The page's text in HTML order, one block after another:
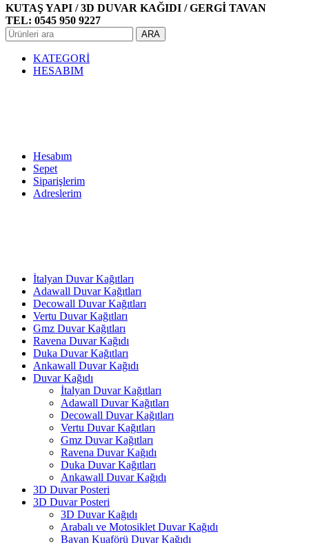
KUTAŞ YAPI / 3D DUVAR KAĞIDI / GERGİ TAVAN
TEL: 0545 950 9227
ARA
KATEGORİ
HESABIM
Hesabım
Sepet
Siparişlerim
Adreslerim
İtalyan Duvar Kağıtları
Adawall Duvar Kağıtları
Decowall Duvar Kağıtları
Vertu Duvar Kağıtları
Gmz Duvar Kağıtları
Ravena Duvar Kağıdı
Duka Duvar Kağıtları
Ankawall Duvar Kağıdı
Duvar Kağıdı
İtalyan Duvar Kağıtları
Adawall Duvar Kağıtları
Decowall Duvar Kağıtları
Vertu Duvar Kağıtları
Gmz Duvar Kağıtları
Ravena Duvar Kağıdı
Duka Duvar Kağıtları
Ankawall Duvar Kağıdı
3D Duvar Posteri
3D Duvar Posteri
3D Duvar Kağıdı
Arabalı ve Motosiklet Duvar Kağıdı
Bayan Kuaförü Duvar Kağıdı